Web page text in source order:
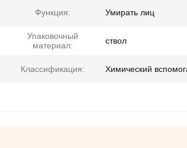
Функция: Умирать лиц
Упаковочный
материал:
ствол
Классификация: Химический